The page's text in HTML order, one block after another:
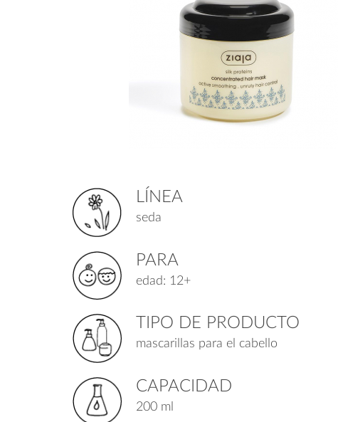
LÍNEA
seda
PARA
edad: 12+
TIPO DE PRODUCTO
mascarillas para el cabello
CAPACIDAD
200 ml